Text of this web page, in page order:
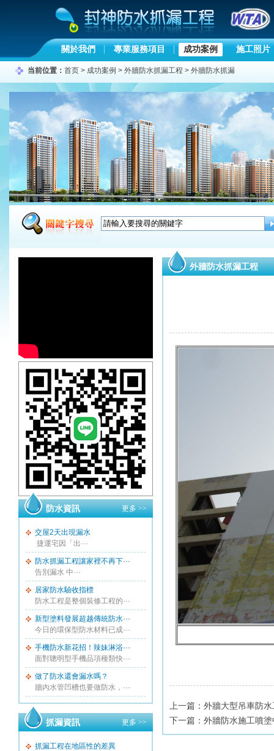
關於我們 專業服務項目 成功案例 施工照片
当前位置： 首页 > 成功案例 > 外牆防水抓漏工程 > 外牆防水抓漏
更多 >>
防水資訊
交屋2天出現漏水
捷運宅因「出···
防水抓漏工程讓家裡不再下···
告別漏水 中···
居家防水驗收指標
防水工程是整個裝修工程的···
新型塗料發展超越傳統防水···
今日的環保型防水材料已成···
手機防水新花招！辣妹淋浴···
面對聰明型手機品項種類快···
做了防水還會漏水嗎？
牆內水管凹槽也要做防水，···
更多 >>
抓漏資訊
抓漏工程在地區性的差異
外牆防水抓漏工程
上一篇： 外牆大型吊車防水
下一篇： 外牆防水施工噴塗